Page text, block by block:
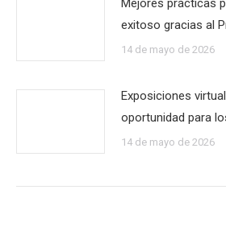
Mejores prácticas
exitoso gracias al
14 de mayo de 2026
Exposiciones
oportunidad para
14 de mayo de 2026